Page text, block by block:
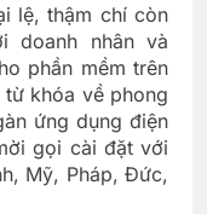
lệ, thậm chí còn
doanh nhân và
phần mềm trên
khóa về phong
ứng dụng điện
gọi cài đặt với
Mỹ, Pháp, Đức,